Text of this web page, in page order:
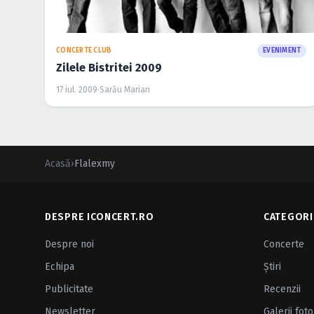
CONCERTE CLUB EVENIMENT
Zilele Bistritei 2009
17 iul. 2009·Sarău Marian
Acasă›Flalexmy
DESPRE ICONCERT.RO
Despre noi
Echipa
Publicitate
Newsletter
Concerte
Ştiri
Recenzii
Galerii foto